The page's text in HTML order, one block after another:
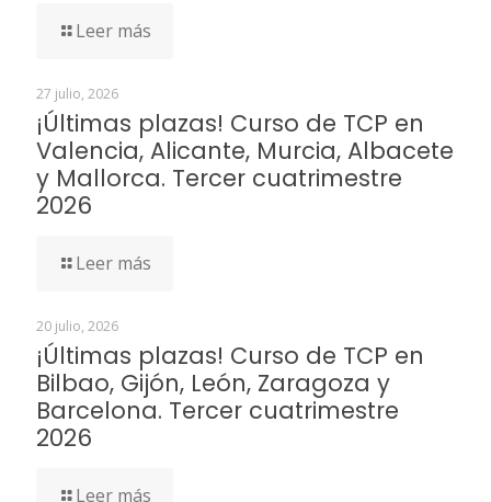
Leer más
27 julio, 2026
¡Últimas plazas! Curso de TCP en
Valencia, Alicante, Murcia, Albacete
y Mallorca. Tercer cuatrimestre
2026
Leer más
20 julio, 2026
¡Últimas plazas! Curso de TCP en
Bilbao, Gijón, León, Zaragoza y
Barcelona. Tercer cuatrimestre
2026
Leer más